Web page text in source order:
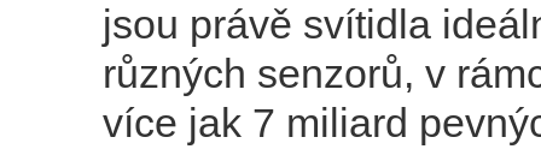
jsou právě svítidla
různých senzorů, v
více jak 7 miliard